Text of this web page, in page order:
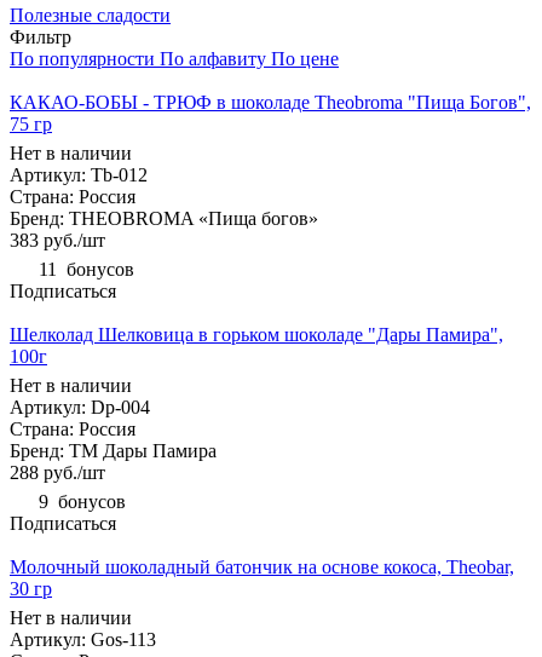
Полезные сладости
Фильтр
По популярности По алфавиту По цене
КАКАО-БОБЫ - ТРЮФ в шоколаде Theobroma "Пища Богов",
75 гр
Нет в наличии
Артикул: Tb-012
Страна: Россия
Бренд: THEOBROMA «Пища богов»
383 руб./шт
11
бонусов
Подписаться
Шелколад Шелковица в горьком шоколаде "Дары Памира",
100г
Нет в наличии
Артикул: Dp-004
Страна: Россия
Бренд: ТМ Дары Памира
288 руб./шт
9 бонусов
Подписаться
Молочный шоколадный батончик на основе кокоса, Theobar,
30 гр
Нет в наличии
Артикул: Gos-113